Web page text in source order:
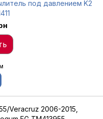
под давлением K2